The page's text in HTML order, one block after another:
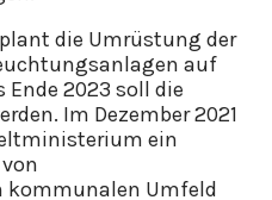
die Umrüstung der
auf
Ende 2023 soll die
Im Dezember 2021
ein
Umfeld